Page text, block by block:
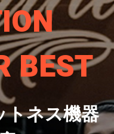
BEST
トネス機器